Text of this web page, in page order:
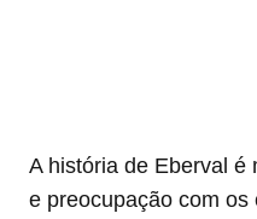
A história de Eberval é
e preocupação com